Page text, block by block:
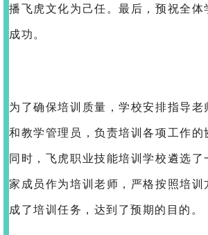
播飞虎文化为己任。最后，预祝全体
成功。
为了确保培训质量，学校安排指导
和教学管理员，负责培训各项工作的
同时，飞虎职业技能培训学校遴选
家成员作为培训老师，严格按照培训
成了培训任务，达到了预期的目的。